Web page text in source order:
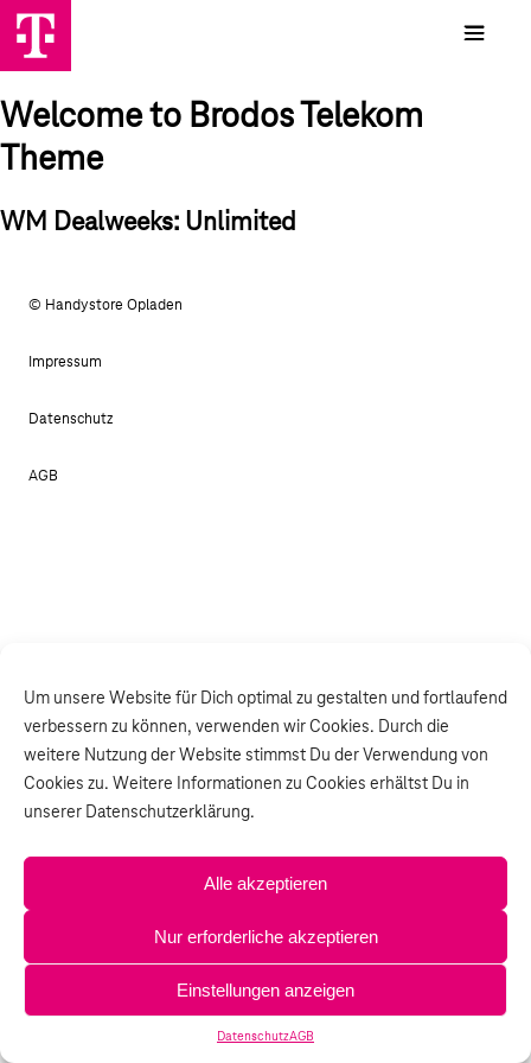
Um unsere Website für Dich optimal zu gestalten und fortlaufend
verbessern zu können, verwenden wir Cookies. Durch die
weitere Nutzung der Website stimmst Du der Verwendung von
Cookies zu. Weitere Informationen zu Cookies erhältst Du in
unserer Datenschutzerklärung.
Alle akzeptieren
Nur erforderliche akzeptieren
Einstellungen anzeigen
DatenschutzAGB
Welcome to Brodos Telekom
Theme
WM Dealweeks: Unlimited
© Handystore Opladen
Impressum
Datenschutz
AGB